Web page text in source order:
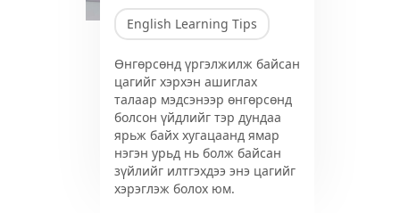
English Learning Tips
Өнгөрсөнд үргэлжилж байсан
цагийг хэрхэн ашиглах
талаар мэдсэнээр өнгөрсөнд
болсон үйдлийг тэр дундаа
ярьж байх хугацаанд ямар
нэгэн урьд нь болж байсан
зүйлийг илтгэхдээ энэ цагийг
хэрэглэж болох юм.